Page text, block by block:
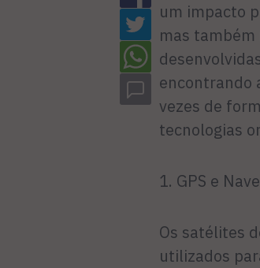
um impacto
mas também
encontrando
vezes de
tecnologias
1. GPS e
Os satélites
utilizados